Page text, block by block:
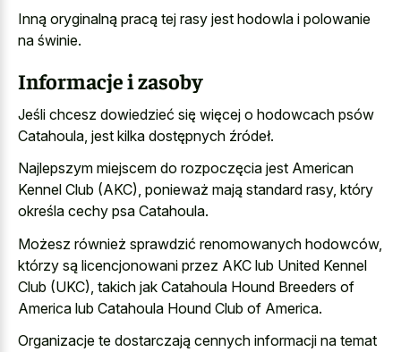
Inną oryginalną pracą tej rasy jest hodowla i polowanie
na świnie.
Informacje i zasoby
Jeśli chcesz dowiedzieć się więcej o hodowcach psów
Catahoula, jest kilka dostępnych źródeł.
Najlepszym miejscem do rozpoczęcia jest American
Kennel Club (AKC), ponieważ mają standard rasy, który
określa cechy psa Catahoula.
Możesz również sprawdzić renomowanych hodowców,
którzy są licencjonowani przez AKC lub United Kennel
Club (UKC), takich jak Catahoula Hound Breeders of
America lub Catahoula Hound Club of America.
Organizacje te dostarczają cennych informacji na temat